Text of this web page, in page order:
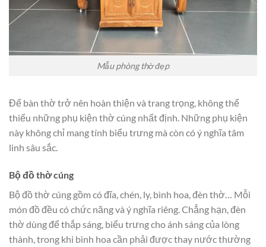
Mẫu phòng thờ đẹp
Để bàn thờ trở nên hoàn thiện và trang trọng, không thể
thiếu những phụ kiện thờ cúng nhất định. Những phụ kiện
này không chỉ mang tính biểu trưng mà còn có ý nghĩa tâm
linh sâu sắc.
Bộ đồ thờ cúng
Bộ đồ thờ cúng gồm có đĩa, chén, ly, bình hoa, đèn thờ… Mỗi
món đồ đều có chức năng và ý nghĩa riêng. Chẳng hạn, đèn
thờ dùng để thắp sáng, biểu trưng cho ánh sáng của lòng
thành, trong khi bình hoa cần phải được thay nước thường